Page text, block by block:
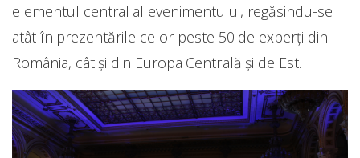
elementul central al evenimentului, regăsindu-se
atât în prezentările celor peste 50 de experți din
România, cât și din Europa Centrală și de Est.